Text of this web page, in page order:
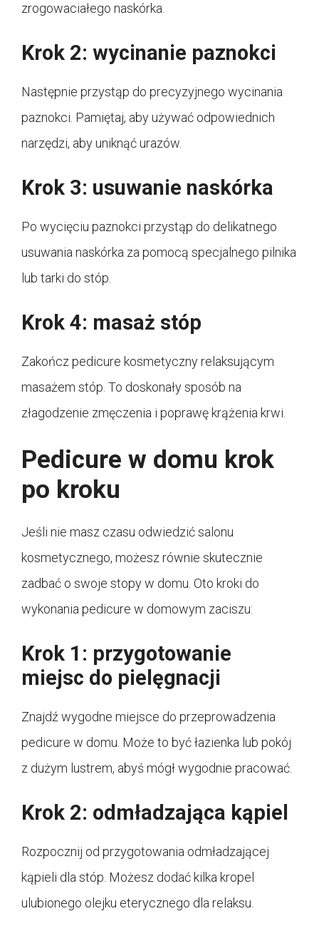
zrogowaciałego naskórka.
Krok 2: wycinanie paznokci
Następnie przystąp do precyzyjnego wycinania
paznokci. Pamiętaj, aby używać odpowiednich
narzędzi, aby uniknąć urazów.
Krok 3: usuwanie naskórka
Po wycięciu paznokci przystąp do delikatnego
usuwania naskórka za pomocą specjalnego pilnika
lub tarki do stóp.
Krok 4: masaż stóp
Zakończ pedicure kosmetyczny relaksującym
masażem stóp. To doskonały sposób na
złagodzenie zmęczenia i poprawę krążenia krwi.
Pedicure w domu krok
po kroku
Jeśli nie masz czasu odwiedzić salonu
kosmetycznego, możesz równie skutecznie
zadbać o swoje stopy w domu. Oto kroki do
wykonania pedicure w domowym zaciszu:
Krok 1: przygotowanie
miejsc do pielęgnacji
Znajdź wygodne miejsce do przeprowadzenia
pedicure w domu. Może to być łazienka lub pokój
z dużym lustrem, abyś mógł wygodnie pracować.
Krok 2: odmładzająca kąpiel
Rozpocznij od przygotowania odmładzającej
kąpieli dla stóp. Możesz dodać kilka kropel
ulubionego olejku eterycznego dla relaksu.